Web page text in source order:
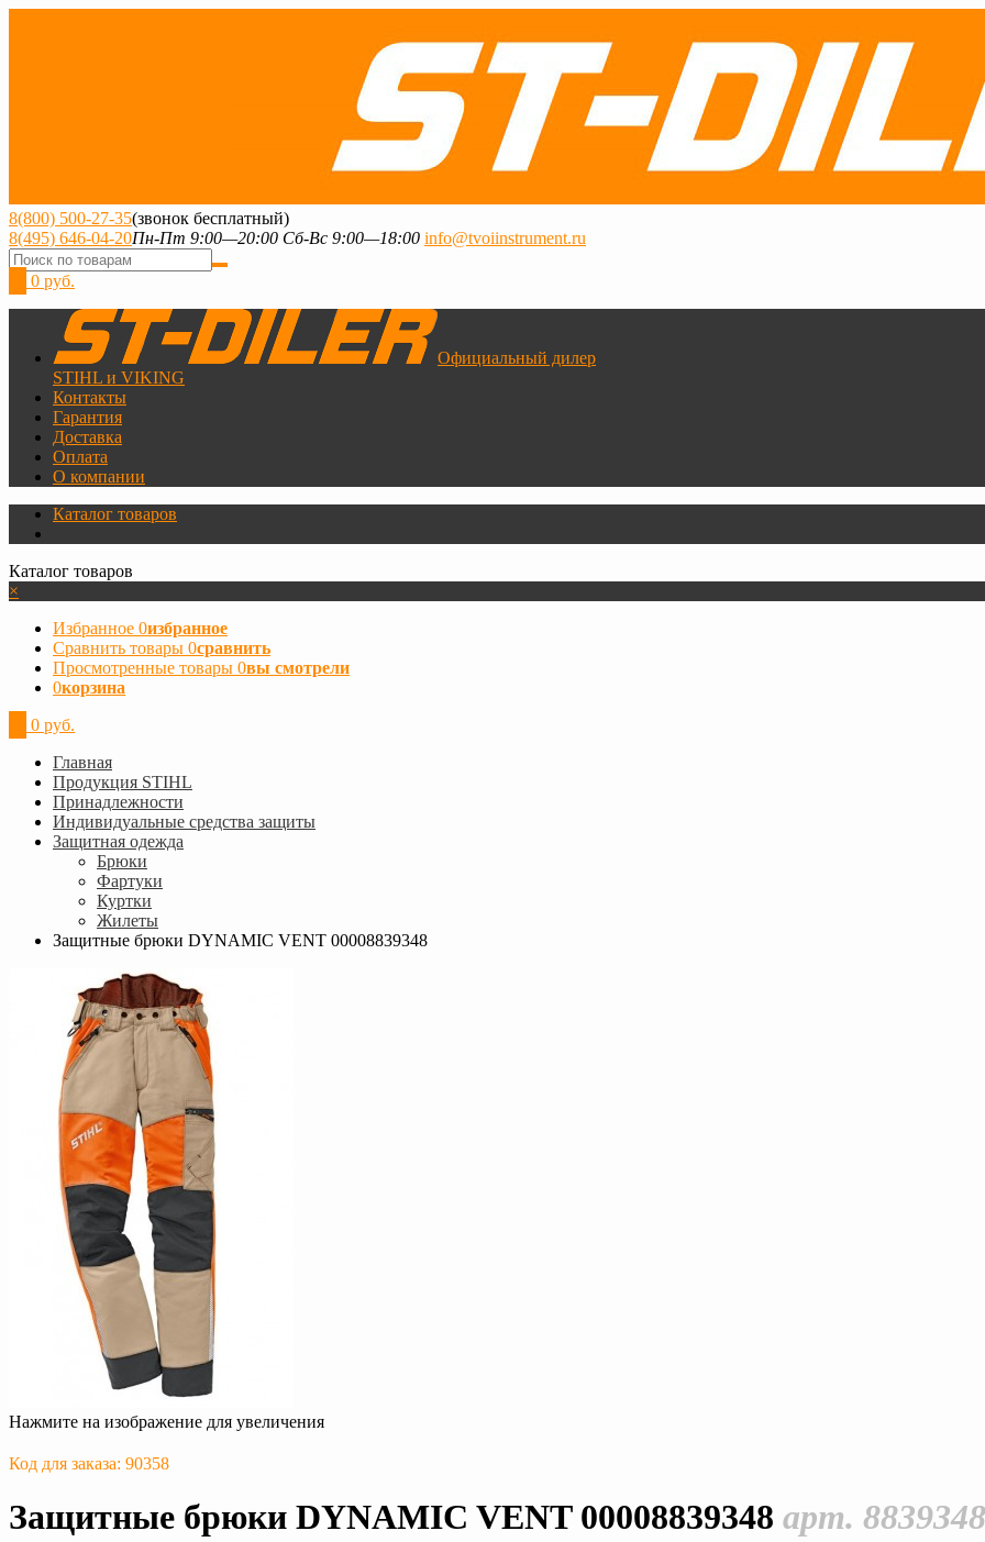
8(800) 500-27-35(звонок бесплатный)
8(495) 646-04-20Пн-Пт 9:00—20:00 Сб-Вс 9:00—18:00 info@tvoiinstrument.ru
0 руб.
Официальный дилер
STIHL и VIKING
Контакты
Гарантия
Доставка
Оплата
О компании
Каталог товаров
Каталог товаров
×
Избранное 0избранное
Сравнить товары 0сравнить
Просмотренные товары 0вы смотрели
0корзина
0 руб.
Главная
Продукция STIHL
Принадлежности
Индивидуальные средства защиты
Защитная одежда
Брюки
Фартуки
Куртки
Жилеты
Защитные брюки DYNAMIC VENT 00008839348
Нажмите на изображение для увеличения
Код для заказа: 90358
Защитные брюки DYNAMIC VENT 00008839348 арт. 8839348